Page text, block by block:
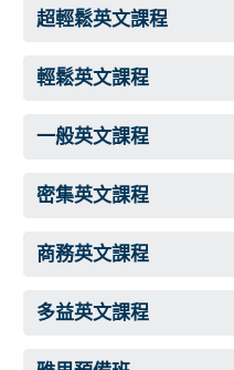
超輕鬆英文課程
輕鬆英文課程
一般英文課程
密集英文課程
商務英文課程
多益英文課程